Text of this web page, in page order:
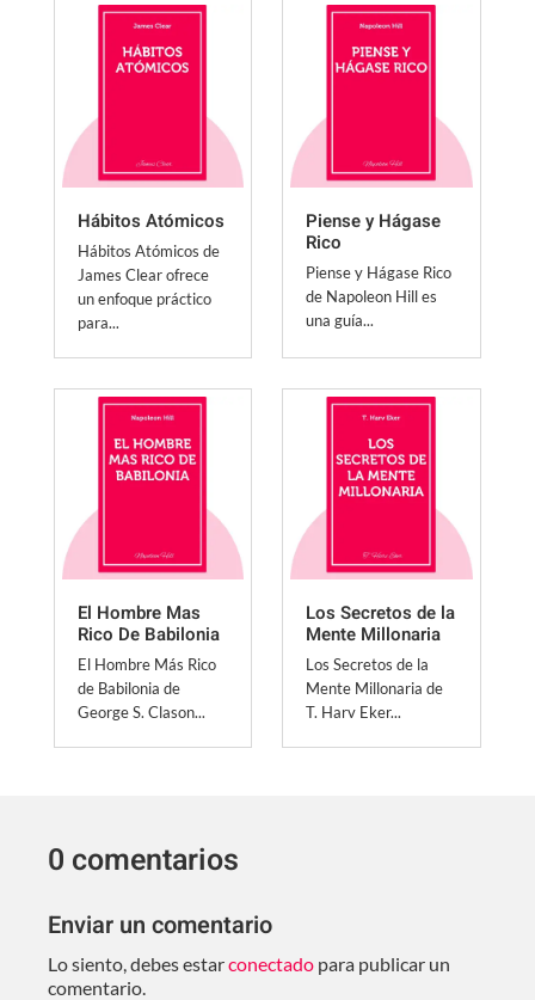
Hábitos Atómicos
Hábitos Atómicos de
James Clear ofrece
un enfoque práctico
para...
Piense y Hágase
Rico
Piense y Hágase Rico
de Napoleon Hill es
una guía...
El Hombre Mas
Rico De Babilonia
El Hombre Más Rico
de Babilonia de
George S. Clason...
Los Secretos de la
Mente Millonaria
Los Secretos de la
Mente Millonaria de
T. Harv Eker...
0 comentarios
Enviar un comentario
Lo siento, debes estarconectado para publicar un
comentario.